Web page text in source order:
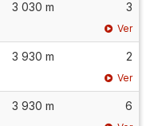
3 030 m 3
Ver
3 930 m 2
Ver
3 930 m 6